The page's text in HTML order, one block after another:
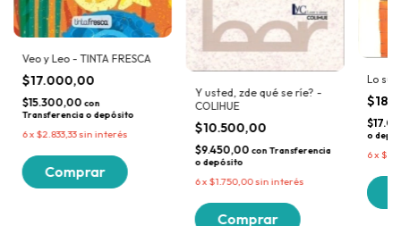
Veo y Leo - TINTA FRESCA
$17.000,00
$15.300,00 con
Transferencia o depósito
6x $2.833,33sin interés
Y usted, zde qué se ríe? -
COLIHUE
$10.500,00
$9.450,00 conTransferencia
o depósito
6x $1.750,00sin interés
Lo
o
6x